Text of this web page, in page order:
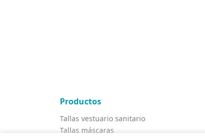
Productos
Tallas vestuario sanitario
Tallas máscaras